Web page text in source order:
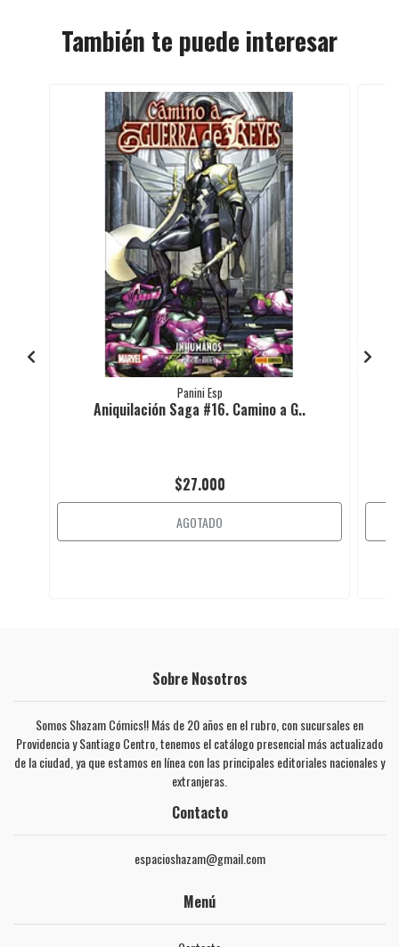
También te puede interesar
Panini Esp
Aniquilación Saga #16. Camino a G..
$27.000
AGOTADO
Sobre Nosotros
Somos Shazam Cómics!! Más de 20 años en el rubro, con sucursales en
Providencia y Santiago Centro, tenemos el catálogo presencial más actualizado
de la ciudad, ya que estamos en línea con las principales editoriales nacionales y
extranjeras.
Contacto
espacioshazam@gmail.com
Menú